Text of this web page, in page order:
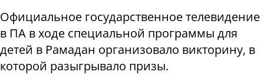
Официальное государственное телевидение
в ПА в ходе специальной программы для
детей в Рамадан организовало викторину, в
которой разыгрывало призы.